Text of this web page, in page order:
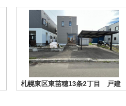
札幌東区東苗穂13条2丁目 戸建